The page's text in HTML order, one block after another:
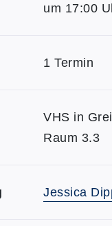
um 17:00
1 Termin
VHS in
Raum 3.3
Jessica